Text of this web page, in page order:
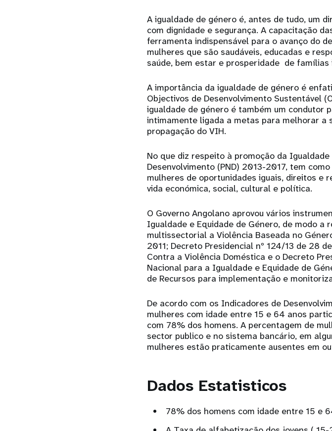
A igualdade de género é, antes de tudo, um
com dignidade e segurança. A capacitação
ferramenta indispensável para o avanço do
mulheres que são saudáveis, educadas e
saúde, bem estar e prosperidade de famílias
A importância da igualdade de género é
Objectivos de Desenvolvimento Sustentável
igualdade de género é também um condutor
intimamente ligada a metas para melhorar a
propagação do VIH.
No que diz respeito à promoção da
Desenvolvimento (PND) 2013-2017, tem
mulheres de oportunidades iguais, direitos e
vida económica, social, cultural e política.
O Governo Angolano aprovou vários
Igualdade e Equidade de Género, de modo
multissectorial a Violência Baseada no
2011; Decreto Presidencial nº 124/13 de 28
Contra a Violência Doméstica e o Decreto
Nacional para a Igualdade e Equidade de
de Recursos para implementação e
De acordo com os Indicadores de
mulheres com idade entre 15 e 64 anos
com 78% dos homens. A percentagem de
sector publico e no sistema bancário, em
mulheres estão praticamente ausentes em
Dados Estatisticos
78% dos homens com idade entre 15 e